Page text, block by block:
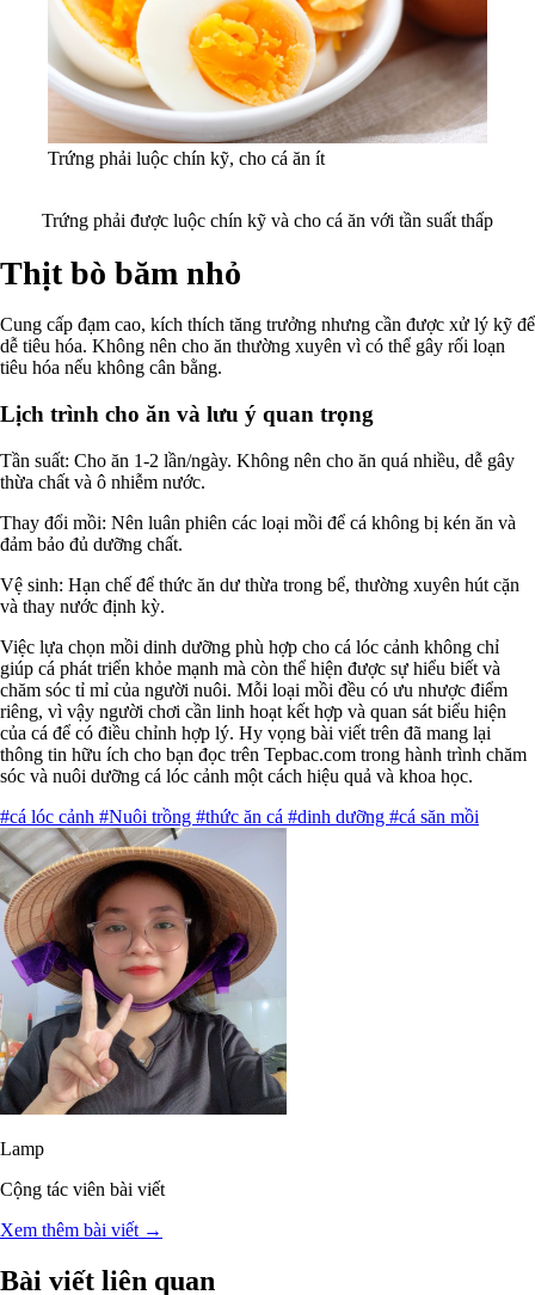
Trứng phải luộc chín kỹ, cho cá ăn ít
Trứng phải được luộc chín kỹ và cho cá ăn với tần suất thấp
Thịt bò băm nhỏ
Cung cấp đạm cao, kích thích tăng trưởng nhưng cần được xử lý kỹ để
dễ tiêu hóa. Không nên cho ăn thường xuyên vì có thể gây rối loạn
tiêu hóa nếu không cân bằng.
Lịch trình cho ăn và lưu ý quan trọng
Tần suất: Cho ăn 1-2 lần/ngày. Không nên cho ăn quá nhiều, dễ gây
thừa chất và ô nhiễm nước.
Thay đổi mồi: Nên luân phiên các loại mồi để cá không bị kén ăn và
đảm bảo đủ dưỡng chất.
Vệ sinh: Hạn chế để thức ăn dư thừa trong bể, thường xuyên hút cặn
và thay nước định kỳ.
Việc lựa chọn mồi dinh dưỡng phù hợp cho cá lóc cảnh không chỉ
giúp cá phát triển khỏe mạnh mà còn thể hiện được sự hiểu biết và
chăm sóc tỉ mỉ của người nuôi. Mỗi loại mồi đều có ưu nhược điểm
riêng, vì vậy người chơi cần linh hoạt kết hợp và quan sát biểu hiện
của cá để có điều chỉnh hợp lý. Hy vọng bài viết trên đã mang lại
thông tin hữu ích cho bạn đọc trên Tepbac.com trong hành trình chăm
sóc và nuôi dưỡng cá lóc cảnh một cách hiệu quả và khoa học.
#cá lóc cảnh #Nuôi trồng #thức ăn cá #dinh dưỡng #cá săn mồi
Lamp
Cộng tác viên bài viết
Xem thêm bài viết →
Bài viết liên quan